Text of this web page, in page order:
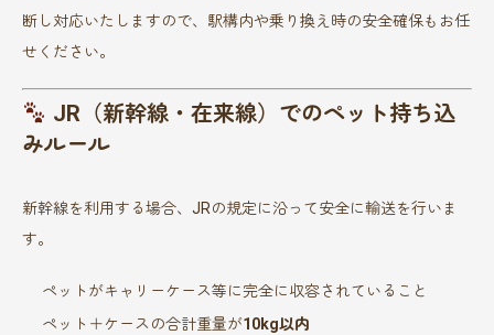
断し対応いたしますので、駅構内や乗り換え時の安全確保もお任
せください。
JR（新幹線・在来線）でのペット持ち込
みルール
新幹線を利用する場合、JRの規定に沿って安全に輸送を行いま
す。
ペットがキャリーケース等に完全に収容されていること
ペット＋ケースの合計重量が10kg以内